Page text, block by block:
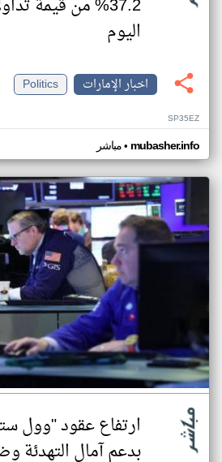
37.2% من قيمة
اليوم
اخبار الإمارات
Politics
SP35EZ
مباشر• mubasher.info
ارتفاع عقود "وول
بدعم آمال التهدئة